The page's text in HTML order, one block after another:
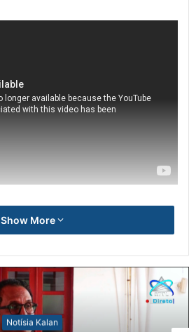
Show More
Notísia Kalan